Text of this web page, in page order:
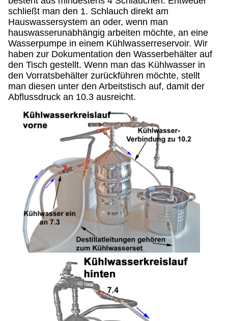
schließt man den 1. Schlauch direkt am
Hauswassersystem an oder, wenn man
hauswasserunabhängig arbeiten möchte, an eine
Wasserpumpe in einem Kühlwasserreservoir. Wir
haben zur Dokumentation den Wasserbehälter auf
den Tisch gestellt. Wenn man das Kühlwasser in
den Vorratsbehälter zurückführen möchte, stellt
man diesen unter den Arbeitstisch auf, damit der
Abflussdruck an 10.3 ausreicht.